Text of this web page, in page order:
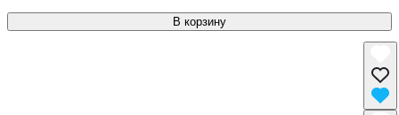
В корзину